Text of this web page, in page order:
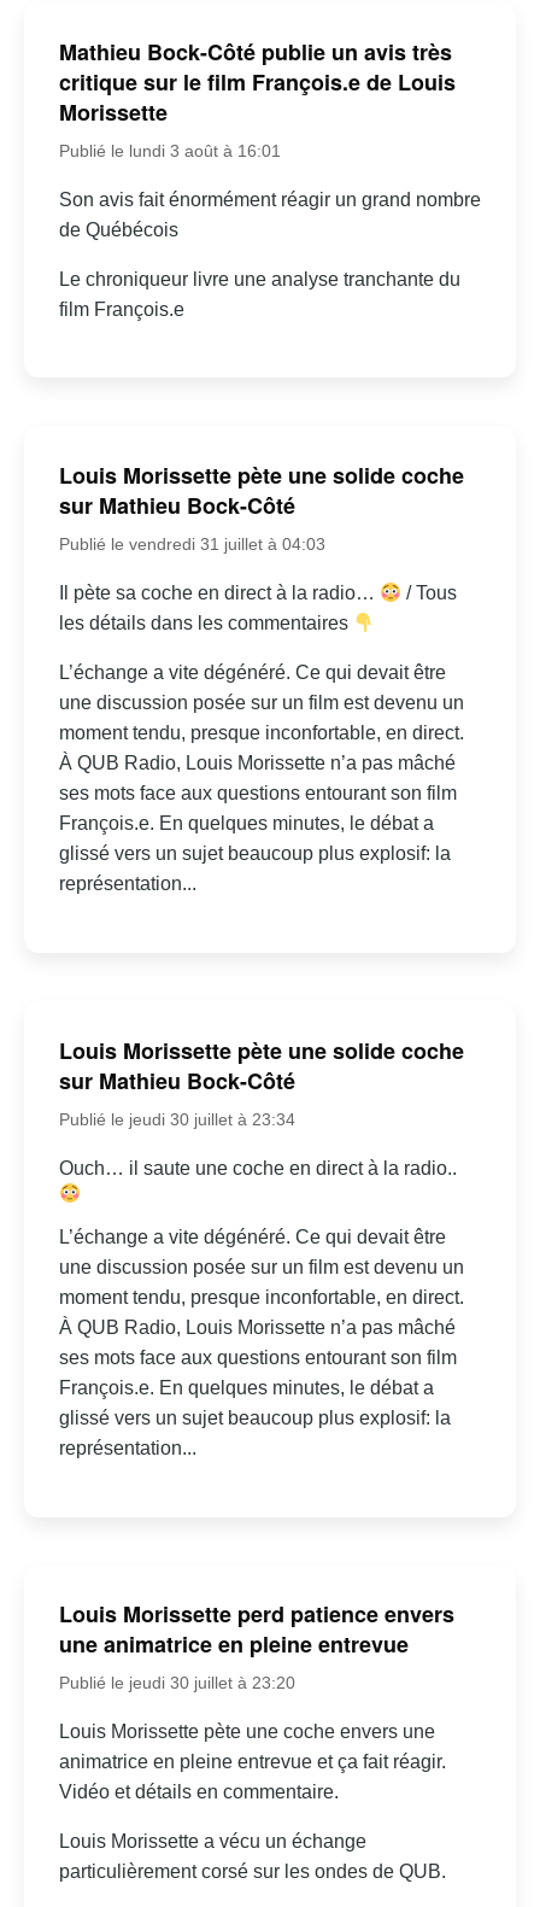
Mathieu Bock-Côté publie un avis très
critique sur le film François.e de Louis
Morissette
Publié le lundi 3 août à 16:01
Son avis fait énormément réagir un grand nombre
de Québécois
Le chroniqueur livre une analyse tranchante du
film François.e
Louis Morissette pète une solide coche
sur Mathieu Bock-Côté
Publié le vendredi 31 juillet à 04:03
Il pète sa coche en direct à la radio…
/ Tous
les détails dans les commentaires
L’échange a vite dégénéré. Ce qui devait être
une discussion posée sur un film est devenu un
moment tendu, presque inconfortable, en direct.
À QUB Radio, Louis Morissette n’a pas mâché
ses mots face aux questions entourant son film
François.e. En quelques minutes, le débat a
glissé vers un sujet beaucoup plus explosif: la
représentation...
Louis Morissette pète une solide coche
sur Mathieu Bock-Côté
Publié le jeudi 30 juillet à 23:34
Ouch… il saute une coche en direct à la radio..
L’échange a vite dégénéré. Ce qui devait être
une discussion posée sur un film est devenu un
moment tendu, presque inconfortable, en direct.
À QUB Radio, Louis Morissette n’a pas mâché
ses mots face aux questions entourant son film
François.e. En quelques minutes, le débat a
glissé vers un sujet beaucoup plus explosif: la
représentation...
Louis Morissette perd patience envers
une animatrice en pleine entrevue
Publié le jeudi 30 juillet à 23:20
Louis Morissette pète une coche envers une
animatrice en pleine entrevue et ça fait réagir.
Vidéo et détails en commentaire.
Louis Morissette a vécu un échange
particulièrement corsé sur les ondes de QUB.